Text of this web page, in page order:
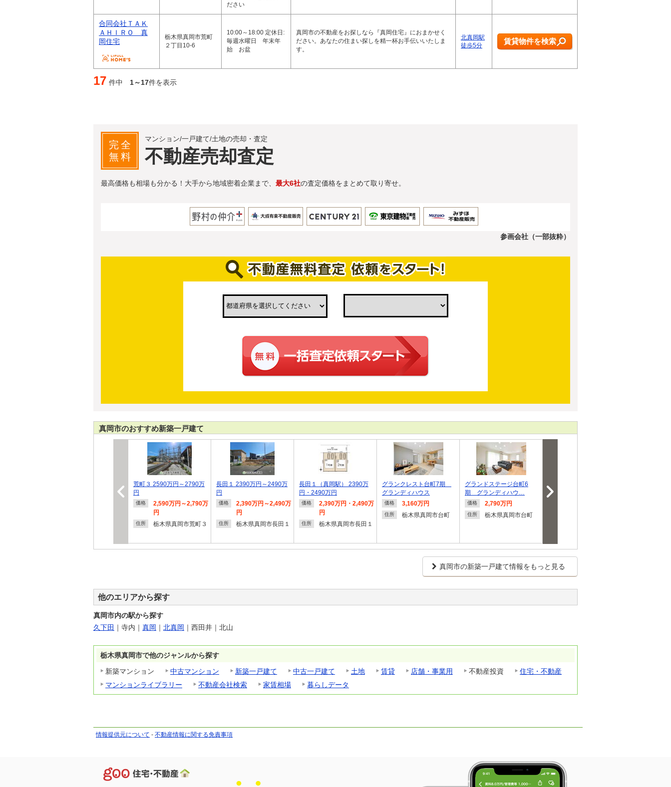
ださい
合同会社ＴＡＫ
ＡＨＩＲＯ 真
岡住宅
栃木県真岡市荒町
２丁目10-6
10:00～18:00 定休日:
毎週水曜日 年末年
始 お盆
真岡市の不動産をお探しなら『真岡住宅』におまかせく
ださい。あなたの住まい探しを精一杯お手伝いいたしま
す。
北真岡駅
徒歩5分
賃貸物件を検索
17 件中 1～17件を表示
完全
無料
マンション/一戸建て/土地の売却・査定
不動産売却査定
最高価格も相場も分かる！大手から地域密着企業まで、 最大6社の査定価格をまとめて取り寄せ。
参画会社（一部抜粋）
真岡市のおすすめ新築一戸建て
荒町３ 2590万円～2790万
円
価格
2,590万円～2,790万
円
住所 栃木県真岡市荒町３
長田１ 2390万円～2490万
円
価格
2,390万円～2,490万
円
住所 栃木県真岡市長田１
長田１（真岡駅） 2390万
円・2490万円
価格
2,390万円・2,490万
円
住所 栃木県真岡市長田１
グランクレスト台町7期
グランディハウス
価格 3,160万円
住所 栃木県真岡市台町
グランドステージ台町6
期 グランディハウ…
価格 2,790万円
住所 栃木県真岡市台町
ンディハウス
真岡市の新築一戸建て情報をもっと見る
他のエリアから探す
真岡市内の駅から探す
久下田 ｜ 寺内 ｜ 真岡 ｜ 北真岡 ｜ 西田井 ｜ 北山
栃木県真岡市で他のジャンルから探す
新築マンション
中古マンション 新築一戸建て 中古一戸建て 土地 賃貸 店舗・事業用 不動産投資
住宅・不動産
マンションライブラリー
不動産会社検索 家賃相場 暮らしデータ
情報提供元について - 不動産情報に関する免責事項